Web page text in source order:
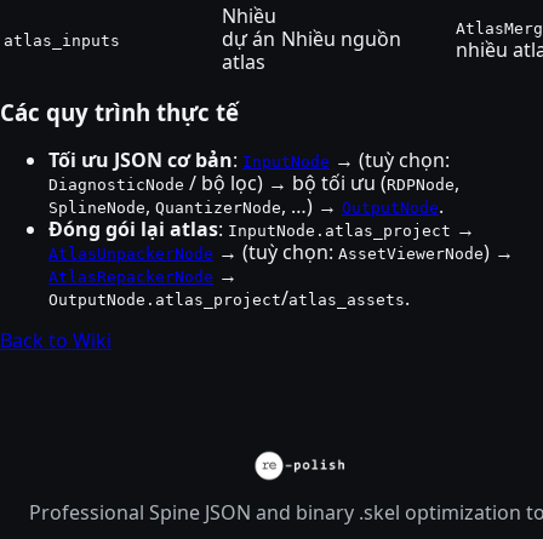
atlas_inputs
Nhiều
dự án
atlas
Nhiều nguồn nhiều
Các quy trình thực tế
Tối ưu JSON cơ bản: InputNode → (tuỳ chọn:
DiagnosticNode / bộ lọc) → bộ tối ưu (RDPNode,
SplineNode, QuantizerNode, …) → OutputNode.
Đóng gói lại atlas: InputNode.atlas_project →
AtlasUnpackerNode → (tuỳ chọn: AssetViewerNode) →
AtlasRepackerNode →
OutputNode.atlas_project/atlas_assets.
Back to Wiki
Professional Spine JSON and binary .skel optimization